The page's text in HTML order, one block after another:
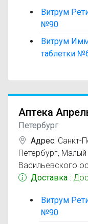
Витрум
№90
Витрум
таблетки
Аптека
Петербург
Адрес: Санкт-
Петербург, Малый
Васильевского
Доставка :
Витрум
№90